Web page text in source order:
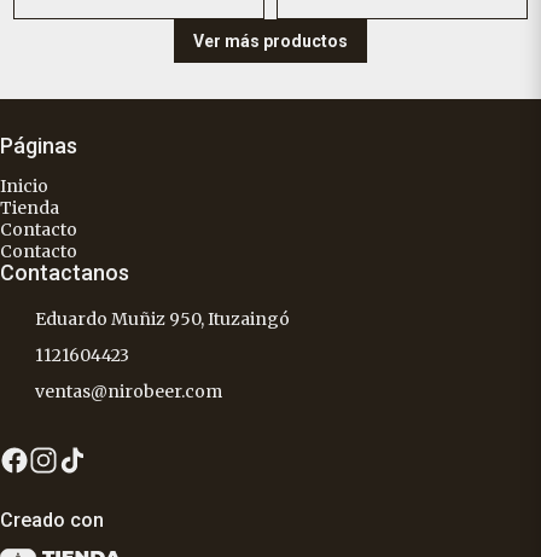
Ver más productos
Páginas
Inicio
Tienda
Contacto
Contacto
Contactanos
Eduardo Muñiz 950, Ituzaingó
1121604423
ventas@nirobeer.com
Creado con